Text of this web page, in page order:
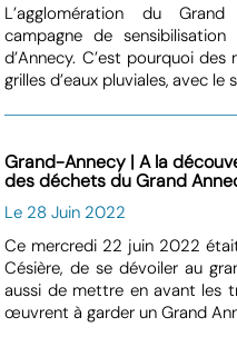
L’agglomération du
campagne de
d’Annecy. C’est pourquoi
grilles d’eaux pluviales, avec le
Grand-Annecy | A la
des déchets du Grand
Le 28 Juin 2022
Ce mercredi 22 juin 2022
Césière, de se dévoiler au
aussi de mettre en avant les
œuvrent à garder un Grand